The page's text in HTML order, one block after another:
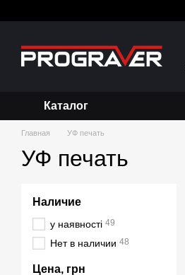
Каталог
Главная УФ печать
УФ печать
Наличие
у наявності 49
Нет в наличии 48
Цена, грн